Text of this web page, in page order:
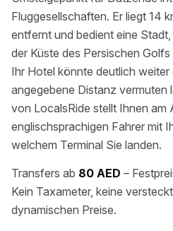
Fluggesellschaften. Er liegt 14
entfernt und bedient eine
der Küste des Persischen
Ihr Hotel könnte deutlich weiter
angegebene Distanz vermuten
von LocalsRide stellt Ihnen am
englischsprachigen Fahrer mit
welchem Terminal Sie landen.
Transfers ab 80 AED –
Kein Taxameter, keine
dynamischen Preise.